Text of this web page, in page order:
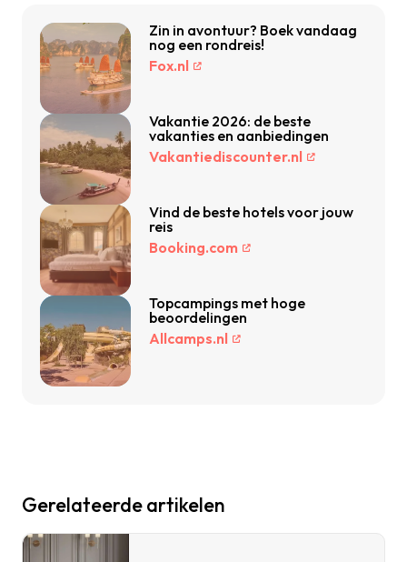
Zin in avontuur? Boek vandaag
nog een rondreis!
Fox.nl
Vakantie 2026: de beste
vakanties en aanbiedingen
Vakantiediscounter.nl
Vind de beste hotels voor jouw
reis
Booking.com
Topcampings met hoge
beoordelingen
Allcamps.nl
Gerelateerde artikelen